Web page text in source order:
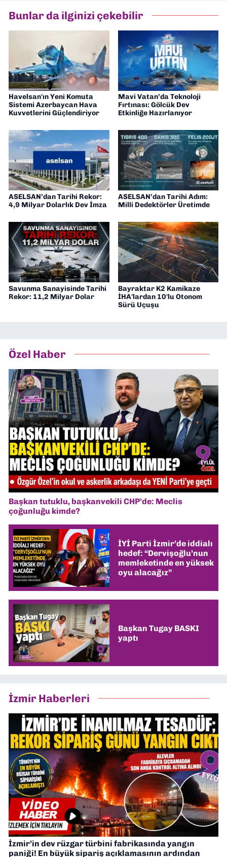
İzmir’den teknoloji dünyasına dair
yorumlarımı paylaşıyorum. Takipte kalın!
Bunlar da ilginizi çekebilir
Havelsan'ın Yeni Komuta
Sistemi Azerbaycan Hava
Kuvvetlerini Güçlendiriyor
Mavi Vatan’da Teknoloji
Fırtınası: Gölcük Dev
Etkinliğe Hazırlanıyor
ASELSAN’dan Tarihi Rekor:
4,9 Milyar Dolarlık Dev İmza
ASELSAN’dan Tarihi Adım:
Milli Dedektörler Üretimde
Savunma Sanayisinde Tarihi
Rekor: 11,2 Milyar Dolar
Bayraktar K2 Kamikaze
İHA'lardan 10'lu Otonom
Sürü Uçuşu
Özel Haber
Başkan tutuklu, başkanvekili CHP’de: Meclis
çoğunluğu kimde?
İYİ Parti İzmir’de iddialı
hedef: “Dervişoğlu’nun
memleketinde en yüksek
oyu alacağız”
Başkan Tugay BASKI
yaptı
İzmir Haberleri
İzmir’in dev rüzgar türbini fabrikasında yangın
paniği! En büyük sipariş açıklamasının ardından